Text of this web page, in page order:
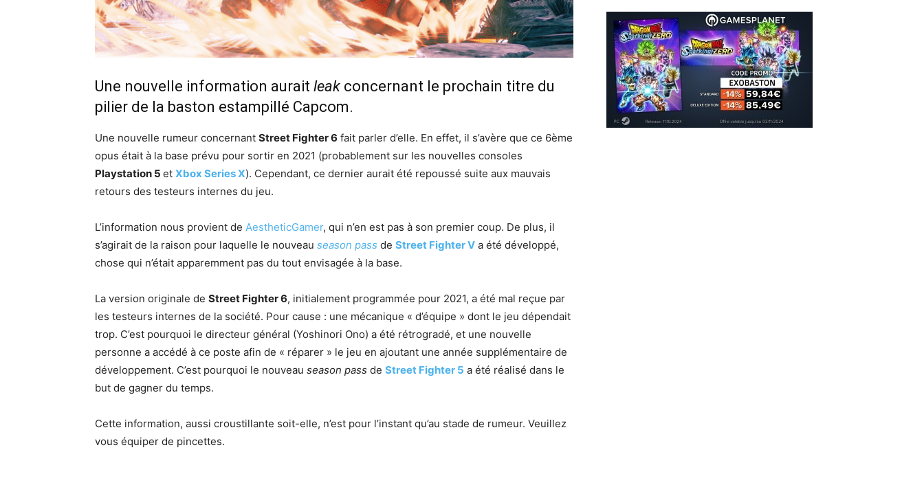
Une nouvelle information aurait leak concernant le prochain titre du
pilier de la baston estampillé Capcom.
Une nouvelle rumeur concernant Street Fighter 6 fait parler d’elle. En effet, il s’avère que ce 6ème
opus était à la base prévu pour sortir en 2021 (probablement sur les nouvelles consoles
Playstation 5 et Xbox Series X). Cependant, ce dernier aurait été repoussé suite aux mauvais
retours des testeurs internes du jeu.
L’information nous provient de AestheticGamer, qui n’en est pas à son premier coup. De plus, il
s’agirait de la raison pour laquelle le nouveau season pass de Street Fighter V a été développé,
chose qui n’était apparemment pas du tout envisagée à la base.
La version originale de Street Fighter 6, initialement programmée pour 2021, a été mal reçue par
les testeurs internes de la société. Pour cause : une mécanique « d’équipe » dont le jeu dépendait
trop. C’est pourquoi le directeur général (Yoshinori Ono) a été rétrogradé, et une nouvelle
personne a accédé à ce poste afin de « réparer » le jeu en ajoutant une année supplémentaire de
développement. C’est pourquoi le nouveau season pass de Street Fighter 5 a été réalisé dans le
but de gagner du temps.
Cette information, aussi croustillante soit-elle, n’est pour l’instant qu’au stade de rumeur. Veuillez
vous équiper de pincettes.